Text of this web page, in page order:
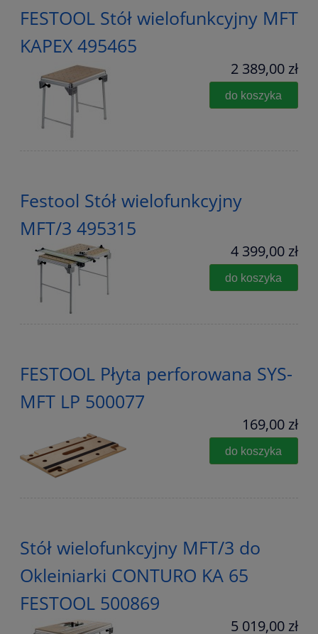
FESTOOL Stół wielofunkcyjny MFT
KAPEX 495465
2 389,00 zł
do koszyka
Festool Stół wielofunkcyjny
MFT/3 495315
4 399,00 zł
do koszyka
FESTOOL Płyta perforowana SYS-
MFT LP 500077
169,00 zł
do koszyka
Stół wielofunkcyjny MFT/3 do
Okleiniarki CONTURO KA 65
FESTOOL 500869
5 019,00 zł